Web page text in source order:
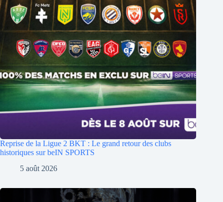
Reprise de la Ligue 2 BKT : Le grand retour des clubs
historiques sur beIN SPORTS
5 août 2026